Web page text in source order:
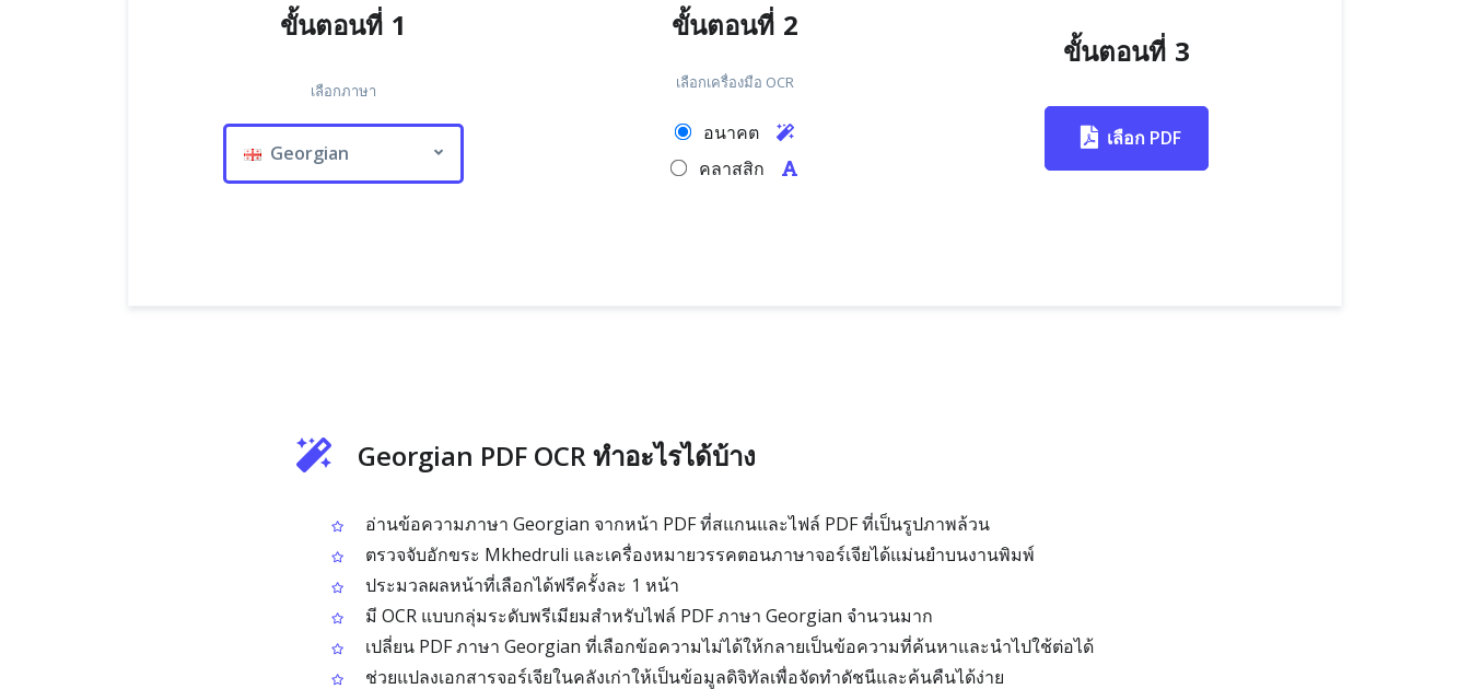
ขั้นตอนที่ 1
เลือกภาษา
Georgian
ขั้นตอนที่ 2
เลือกเครื่องมือ OCR
อนาคต
คลาสสิก
ขั้นตอนที่ 3
เลือก PDF
Georgian PDF OCR ทำอะไรได้บ้าง
อ่านข้อความภาษา Georgian จากหน้า PDF ที่สแกนและไฟล์ PDF ที่เป็นรูปภาพล้วน
ตรวจจับอักขระ Mkhedruli และเครื่องหมายวรรคตอนภาษาจอร์เจียได้แม่นยำบนงานพิมพ์
ประมวลผลหน้าที่เลือกได้ฟรีครั้งละ 1 หน้า
มี OCR แบบกลุ่มระดับพรีเมียมสำหรับไฟล์ PDF ภาษา Georgian จำนวนมาก
เปลี่ยน PDF ภาษา Georgian ที่เลือกข้อความไม่ได้ให้กลายเป็นข้อความที่ค้นหาและนำไปใช้ต่อได้
ช่วยแปลงเอกสารจอร์เจียในคลังเก่าให้เป็นข้อมูลดิจิทัลเพื่อจัดทำดัชนีและค้นคืนได้ง่าย